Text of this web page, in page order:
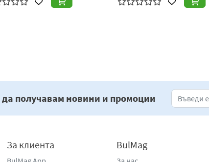
получавам новини и промоции
За клиента BulMag